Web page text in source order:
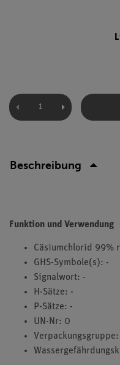
Beschreibung
Funktion und Verwendung
Cäsiumchlorid 99%
GHS-Symbole(s): -
Signalwort: -
H-Sätze: -
P-Sätze: -
UN-Nr: 0